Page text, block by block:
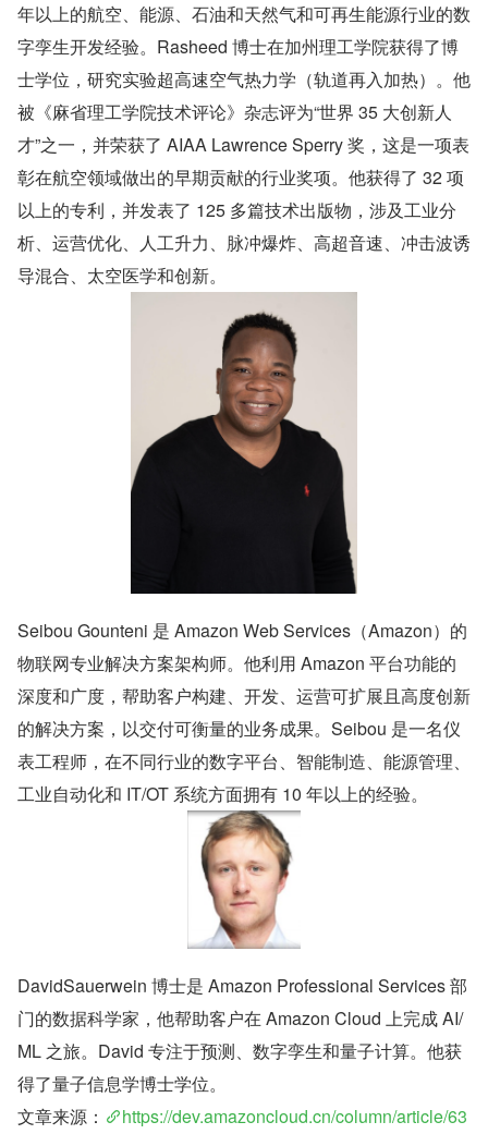
年以上的航空、能源、石油和天然气和可再生能源行业的数
字孪生开发经验。Rasheed 博士在加州理工学院获得了博
士学位，研究实验超高速空气热力学（轨道再入加热）。他
被《麻省理工学院技术评论》杂志评为“世界 35 大创新人
才”之一，并荣获了 AIAA Lawrence Sperry 奖，这是一项表
彰在航空领域做出的早期贡献的行业奖项。他获得了 32 项
以上的专利，并发表了 125 多篇技术出版物，涉及工业分
析、运营优化、人工升力、脉冲爆炸、高超音速、冲击波诱
导混合、太空医学和创新。
Seibou Gounteni 是 Amazon Web Services（Amazon）的
物联网专业解决方案架构师。他利用 Amazon 平台功能的
深度和广度，帮助客户构建、开发、运营可扩展且高度创新
的解决方案，以交付可衡量的业务成果。Seibou 是一名仪
表工程师，在不同行业的数字平台、智能制造、能源管理、
工业自动化和 IT/OT 系统方面拥有 10 年以上的经验。
DavidSauerwein 博士是 Amazon Professional Services 部
门的数据科学家，他帮助客户在 Amazon Cloud 上完成 AI/
ML 之旅。David 专注于预测、数字孪生和量子计算。他获
得了量子信息学博士学位。
文章来源：
https://dev.amazoncloud.cn/column/article/63